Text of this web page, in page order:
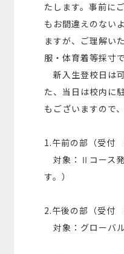
たします。事前に
もお間違えのない
ますが、ご理解い
服・体育着等採寸
新入生登校日は
た、当日は校内に
もございますので
1.午前の部（受付
対象：Ⅱコース
す。）
2.午後の部（受付
対象：グローバ